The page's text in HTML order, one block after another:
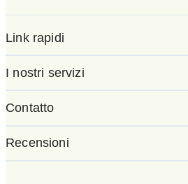
Link rapidi
I nostri servizi
Contatto
Recensioni